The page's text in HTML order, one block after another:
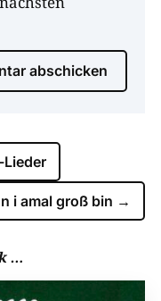
abschicken
i amal groß bin →
…